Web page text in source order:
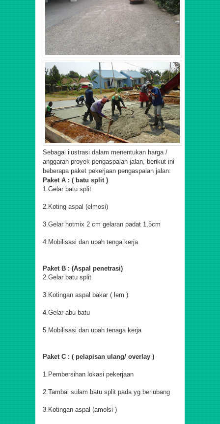
Sebagai ilustrasi dalam menentukan harga /
anggaran proyek pengaspalan jalan, berikut ini
beberapa paket pekerjaan pengaspalan jalan:
Paket A : ( batu split )
1.Gelar batu split
2.Koting aspal (elmosi)
3.Gelar hotmix 2 cm gelaran padat 1,5cm
4.Mobilisasi dan upah tenga kerja
Paket B : (Aspal penetrasi)
2.Gelar batu split
3.Kotingan aspal bakar ( lem )
4.Gelar abu batu
5.Mobilisasi dan upah tenaga kerja
Paket C : ( pelapisan ulang/ overlay )
1.Pembersihan lokasi pekerjaan
2.Tambal sulam batu split pada yg berlubang
3.Kotingan aspal (amolsi )